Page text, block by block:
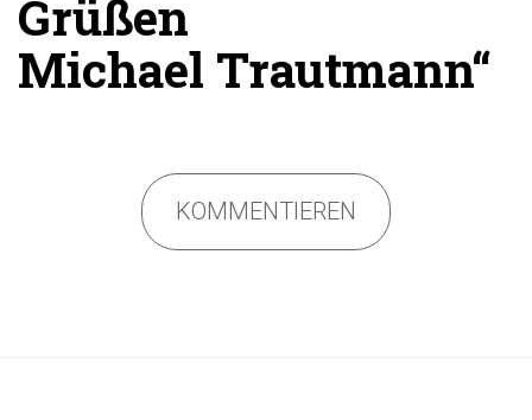
Grüßen
Michael Trautmann“
KOMMENTIEREN